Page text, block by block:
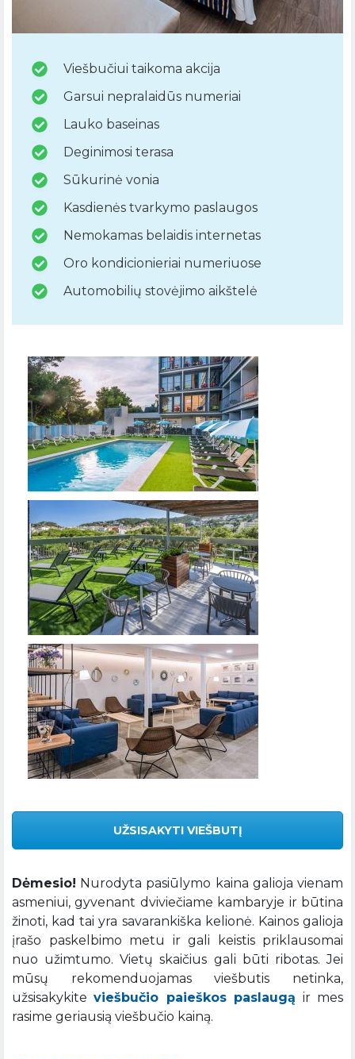
Viešbučiui taikoma akcija
Garsui nepralaidūs numeriai
Lauko baseinas
Deginimosi terasa
Sūkurinė vonia
Kasdienės tvarkymo paslaugos
Nemokamas belaidis internetas
Oro kondicionieriai numeriuose
Automobilių stovėjimo aikštelė
UŽSISAKYTI VIEŠBUTĮ
Dėmesio! Nurodyta pasiūlymo kaina galioja vienam
asmeniui, gyvenant dviviečiame kambaryje ir būtina
žinoti, kad tai yra savarankiška kelionė. Kainos galioja
įrašo paskelbimo metu ir gali keistis priklausomai
nuo užimtumo. Vietų skaičius gali būti ribotas. Jei
mūsų rekomenduojamas viešbutis netinka,
užsisakykiteviešbučio paieškos paslaugą ir mes
rasime geriausią viešbučio kainą.